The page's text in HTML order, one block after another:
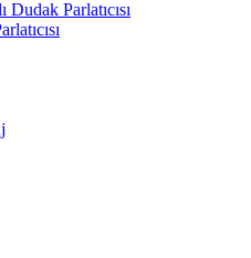
Parlatıcısı